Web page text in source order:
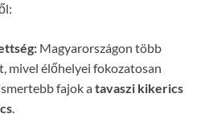
Magyarországon több
mivel élőhelyei fokozatosan
fajok atavaszi kikerics
.